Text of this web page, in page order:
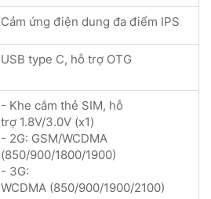
Cảm ứng điện dung đa điểm IPS
USB type C, hỗ trợ OTG
- Khe cắm thẻ SIM, hỗ
trợ 1.8V/3.0V (x1)
- 2G: GSM/WCDMA
(850/900/1800/1900)
- 3G:
WCDMA (850/900/1900/2100)